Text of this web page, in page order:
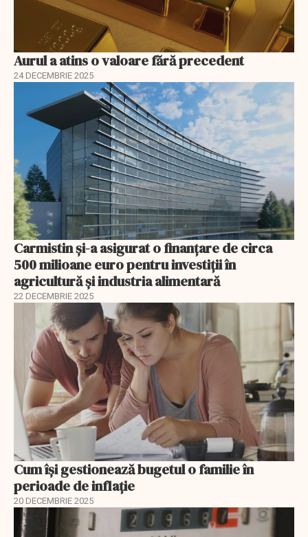
Aurul a atins o valoare fără precedent
24 DECEMBRIE 2025
Carmistin și-a asigurat o finanțare de circa
500 milioane euro pentru investiții în
agricultură și industria alimentară
22 DECEMBRIE 2025
Cum își gestionează bugetul o familie în
perioade de inflație
20 DECEMBRIE 2025